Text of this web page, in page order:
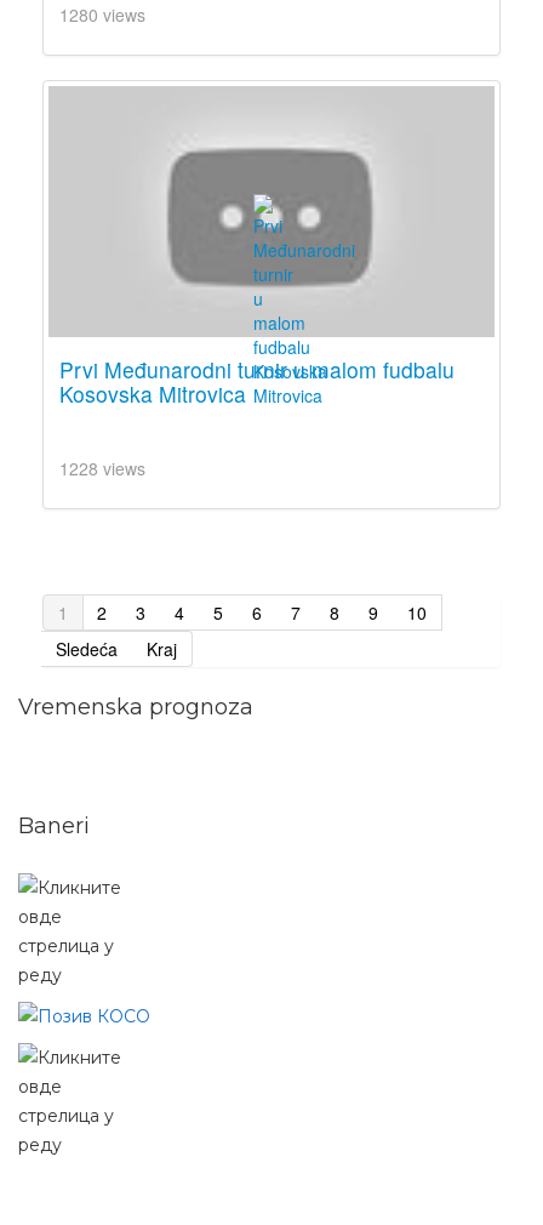
1280 views
Prvi Međunarodni turnir u malom fudbalu
Kosovska Mitrovica
1228 views
1 2 3 4 5 6 7 8 9
10
Sledeća
Kraj
Vremenska prognoza
Baneri